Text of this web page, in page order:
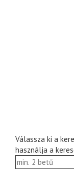
Válassza ki a
használja a